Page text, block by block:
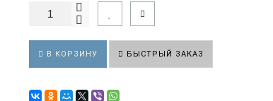
В КОРЗИНУ БЫСТРЫЙ ЗАКАЗ